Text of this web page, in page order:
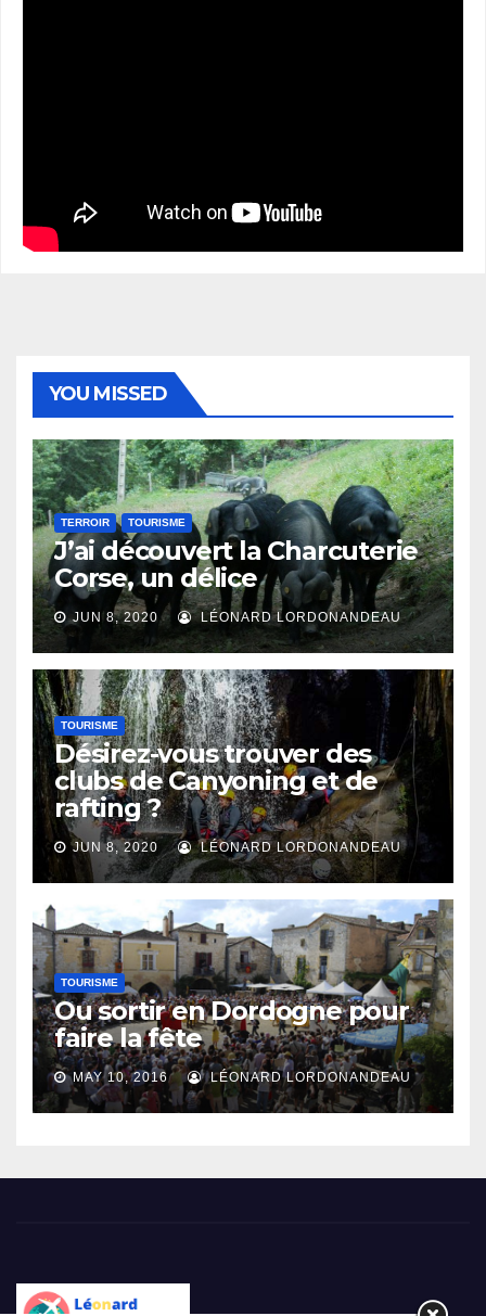
YOU MISSED
TERROIR TOURISME
J’ai découvert la Charcuterie
Corse, un délice
JUN 8, 2020 LÉONARD LORDONANDEAU
TOURISME
Désirez-vous trouver des
clubs de Canyoning et de
rafting ?
JUN 8, 2020 LÉONARD LORDONANDEAU
TOURISME
Ou sortir en Dordogne pour
faire la fête
MAY 10, 2016 LÉONARD LORDONANDEAU